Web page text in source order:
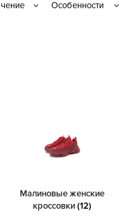
Малиновые женские
кроссовки(12)